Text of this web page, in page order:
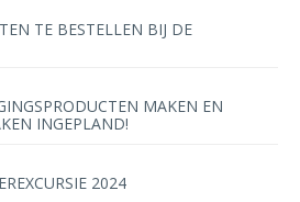
TE BESTELLEN BIJ DE
MAKEN EN
INGEPLAND!
2024